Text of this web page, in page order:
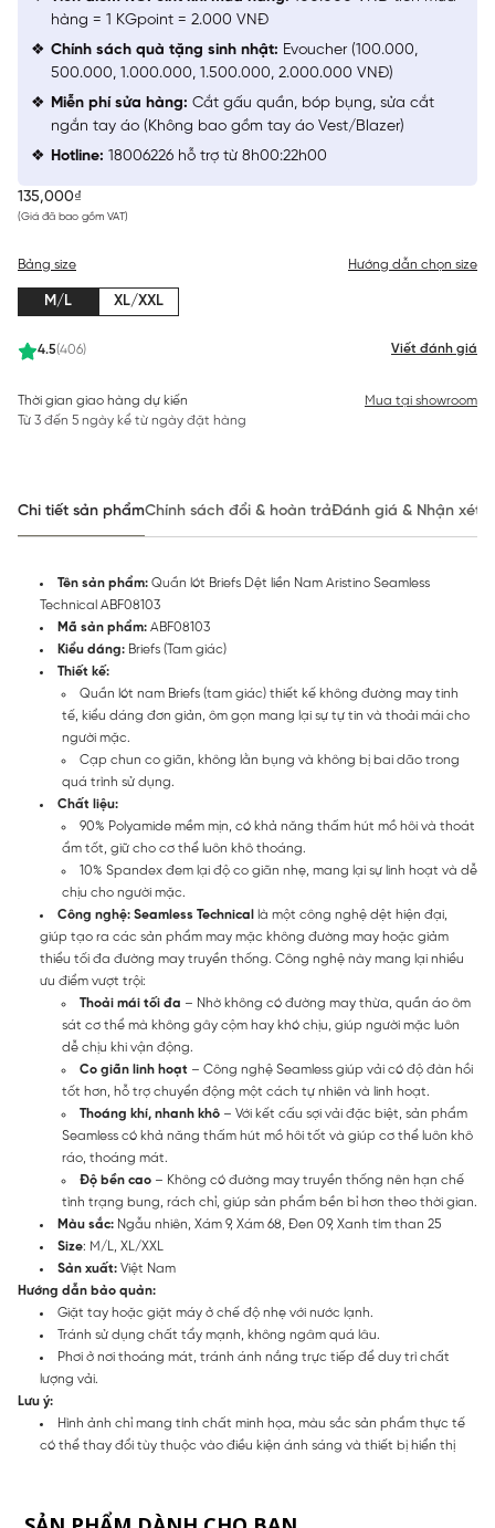
135,000₫
(Giá đã bao gồm VAT)
4.5(406) Viết đánh giá
Bảng size Hướng dẫn chọn size
M/L XL/XXL
Thời gian giao hàng dự kiến
Từ 3 đến 5 ngày kể từ ngày đặt hàng
Mua tại showroom
hàng = 1 KGpoint = 2.000 VNĐ
Chính sách quà tặng sinh nhật: Evoucher (100.000,
500.000, 1.000.000, 1.500.000, 2.000.000 VNĐ)
Miễn phí sửa hàng: Cắt gấu quần, bóp bụng, sửa cắt
ngắn tay áo (Không bao gồm tay áo Vest/Blazer)
Hotline: 18006226 hỗ trợ từ 8h00:22h00
Chi tiết sản phẩmChính sách đổi & hoàn trảĐánh giá & Nhận xét
Tên sản phẩm: Quần lót Briefs Dệt liền Nam Aristino Seamless
Technical ABF08103
Mã sản phẩm: ABF08103
Kiểu dáng: Briefs (Tam giác)
Thiết kế:
Quần lót nam Briefs (tam giác) thiết kế không đường may tinh
tế, kiểu dáng đơn giản, ôm gọn mang lại sự tự tin và thoải mái cho
người mặc.
Cạp chun co giãn, không lằn bụng và không bị bai dão trong
quá trình sử dụng.
Chất liệu:
90% Polyamide mềm mịn, có khả năng thấm hút mồ hôi và thoát
ẩm tốt, giữ cho cơ thể luôn khô thoáng.
10% Spandex đem lại độ co giãn nhẹ, mang lại sự linh hoạt và dễ
chịu cho người mặc.
Công nghệ: Seamless Technical là một công nghệ dệt hiện đại,
giúp tạo ra các sản phẩm may mặc không đường may hoặc giảm
thiểu tối đa đường may truyền thống. Công nghệ này mang lại nhiều
ưu điểm vượt trội:
Thoải mái tối đa – Nhờ không có đường may thừa, quần áo ôm
sát cơ thể mà không gây cộm hay khó chịu, giúp người mặc luôn
dễ chịu khi vận động.
Co giãn linh hoạt – Công nghệ Seamless giúp vải có độ đàn hồi
tốt hơn, hỗ trợ chuyển động một cách tự nhiên và linh hoạt.
Thoáng khí, nhanh khô – Với kết cấu sợi vải đặc biệt, sản phẩm
Seamless có khả năng thấm hút mồ hôi tốt và giúp cơ thể luôn khô
ráo, thoáng mát.
Độ bền cao – Không có đường may truyền thống nên hạn chế
tình trạng bung, rách chỉ, giúp sản phẩm bền bỉ hơn theo thời gian.
Màu sắc: Ngẫu nhiên, Xám 9, Xám 68, Đen 09, Xanh tím than 25
Size: M/L, XL/XXL
Sản xuất: Việt Nam
Hướng dẫn bảo quản:
Giặt tay hoặc giặt máy ở chế độ nhẹ với nước lạnh.
Tránh sử dụng chất tẩy mạnh, không ngâm quá lâu.
Phơi ở nơi thoáng mát, tránh ánh nắng trực tiếp để duy trì chất
lượng vải.
Lưu ý:
Hình ảnh chỉ mang tính chất minh họa, màu sắc sản phẩm thực tế
có thể thay đổi tùy thuộc vào điều kiện ánh sáng và thiết bị hiển thị